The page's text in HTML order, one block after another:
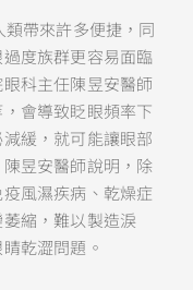
帶來許多便捷，同
度族群更容易面臨
科主任陳昱安醫師
會導致眨眼頻率下
緩，就可能讓眼部
昱安醫師說明，除
風濕疾病、乾燥症
縮，難以製造淚
乾澀問題。